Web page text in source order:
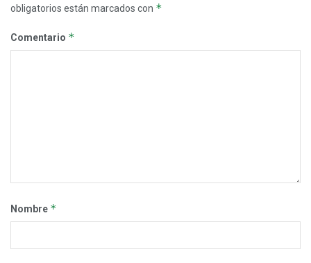
obligatorios están marcados con *
Comentario *
Nombre *